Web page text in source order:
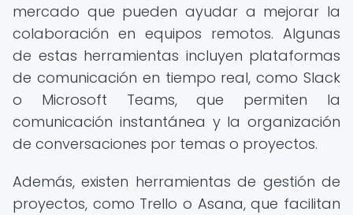
mercado que pueden ayudar a mejorar la
colaboración en equipos remotos. Algunas
de estas herramientas incluyen plataformas
de comunicación en tiempo real, como Slack
o Microsoft Teams, que permiten la
comunicación instantánea y la organización
de conversaciones por temas o proyectos.
Además, existen herramientas de gestión de
proyectos, como Trello o Asana, que facilitan